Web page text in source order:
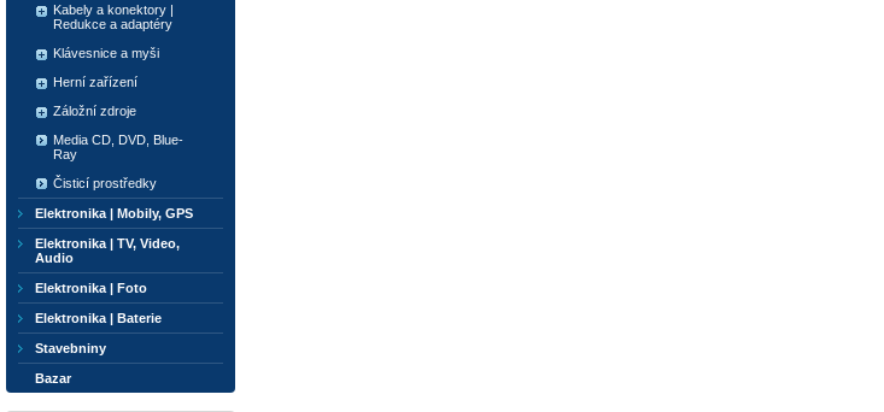
Kabely a konektory |
Redukce a adaptéry
Klávesnice a myši
Herní zařízení
Záložní zdroje
Media CD, DVD, Blue-
Ray
Čisticí prostředky
Elektronika | Mobily, GPS
Elektronika | TV, Video,
Audio
Elektronika | Foto
Elektronika | Baterie
Stavebniny
Bazar